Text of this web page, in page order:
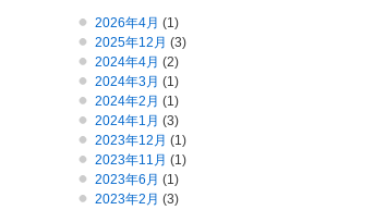
2026年4月 (1)
2025年12月 (3)
2024年4月 (2)
2024年3月 (1)
2024年2月 (1)
2024年1月 (3)
2023年12月 (1)
2023年11月 (1)
2023年6月 (1)
2023年2月 (3)